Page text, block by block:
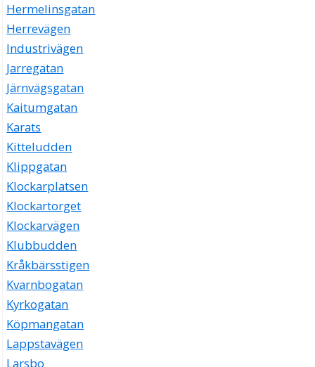
Hermelinsgatan
Herrevägen
Industrivägen
Jarregatan
Järnvägsgatan
Kaitumgatan
Karats
Kitteludden
Klippgatan
Klockarplatsen
Klockartorget
Klockarvägen
Klubbudden
Kråkbärsstigen
Kvarnbogatan
Kyrkogatan
Köpmangatan
Lappstavägen
Larsbo